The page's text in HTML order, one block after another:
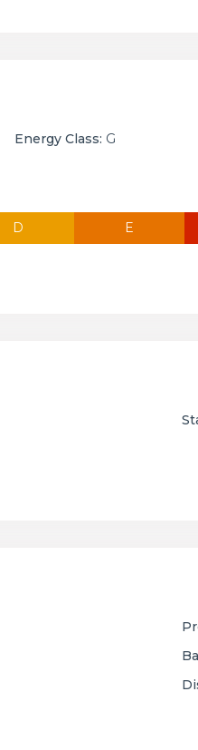
Energy Class: G
D E